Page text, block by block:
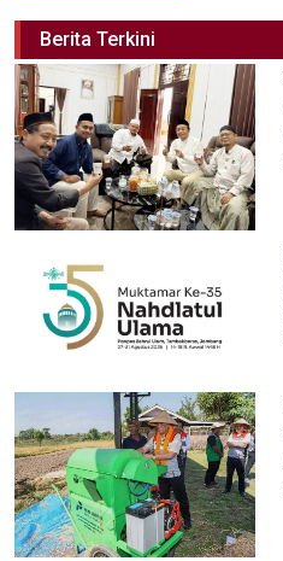
Berita Terkini